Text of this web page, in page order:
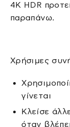
4K HDR
παραπάνω.
Χρήσιμες
γίνεται
Κλείσε
όταν